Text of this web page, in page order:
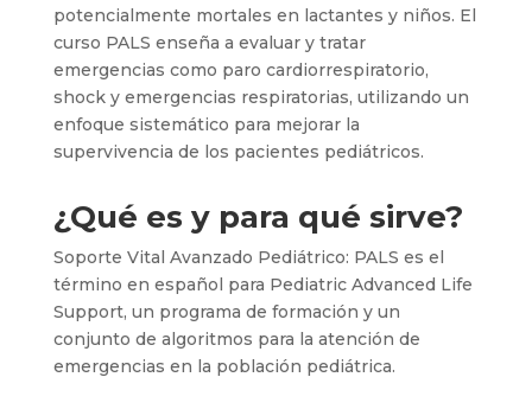
potencialmente mortales en lactantes y niños. El
curso PALS enseña a evaluar y tratar
emergencias como paro cardiorrespiratorio,
shock y emergencias respiratorias, utilizando un
enfoque sistemático para mejorar la
supervivencia de los pacientes pediátricos.
¿Qué es y para qué sirve?
Soporte Vital Avanzado Pediátrico: PALS es el
término en español para Pediatric Advanced Life
Support, un programa de formación y un
conjunto de algoritmos para la atención de
emergencias en la población pediátrica.